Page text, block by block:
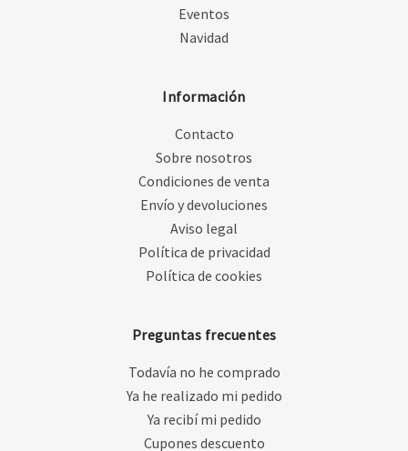
Eventos
Navidad
Información
Contacto
Sobre nosotros
Condiciones de venta
Envío y devoluciones
Aviso legal
Política de privacidad
Política de cookies
Preguntas frecuentes
Todavía no he comprado
Ya he realizado mi pedido
Ya recibí mi pedido
Cupones descuento